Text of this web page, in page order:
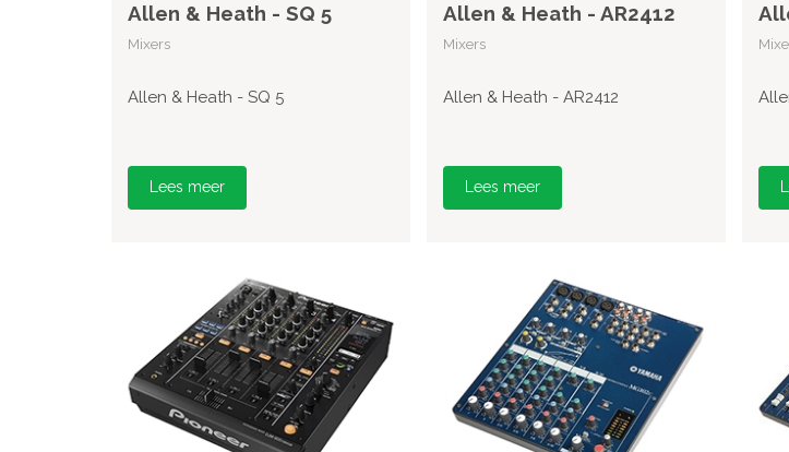
Allen & Heath - SQ 5
Mixers
Allen & Heath - SQ 5
Lees meer
Allen & Heath - AR2412
Mixers
Allen & Heath - AR2412
Lees meer